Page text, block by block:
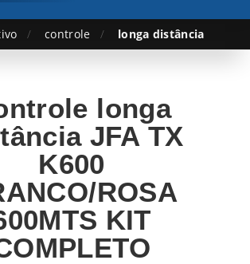
controle longa distância
longa
JFA TX
K600
ROSA
KIT